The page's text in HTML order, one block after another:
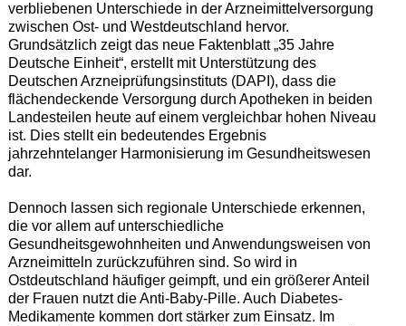
verbliebenen Unterschiede in der Arzneimittelversorgung
zwischen Ost- und Westdeutschland hervor.
Grundsätzlich zeigt das neue Faktenblatt „35 Jahre
Deutsche Einheit“, erstellt mit Unterstützung des
Deutschen Arzneiprüfungsinstituts (DAPI), dass die
flächendeckende Versorgung durch Apotheken in beiden
Landesteilen heute auf einem vergleichbar hohen Niveau
ist. Dies stellt ein bedeutendes Ergebnis
jahrzehntelanger Harmonisierung im Gesundheitswesen
dar.
Dennoch lassen sich regionale Unterschiede erkennen,
die vor allem auf unterschiedliche
Gesundheitsgewohnheiten und Anwendungsweisen von
Arzneimitteln zurückzuführen sind. So wird in
Ostdeutschland häufiger geimpft, und ein größerer Anteil
der Frauen nutzt die Anti-Baby-Pille. Auch Diabetes-
Medikamente kommen dort stärker zum Einsatz. Im